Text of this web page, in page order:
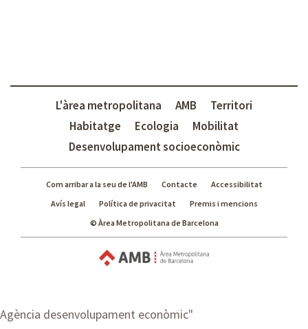
L'àrea metropolitana AMB
Territori
Habitatge
Ecologia
Mobilitat
Desenvolupament socioeconòmic
Com arribar a la seu de l'AMB Contacte
Accessibilitat
Avís legal
Política de privacitat
Premis i mencions
© Àrea Metropolitana de Barcelona
Agència desenvolupament econòmic"